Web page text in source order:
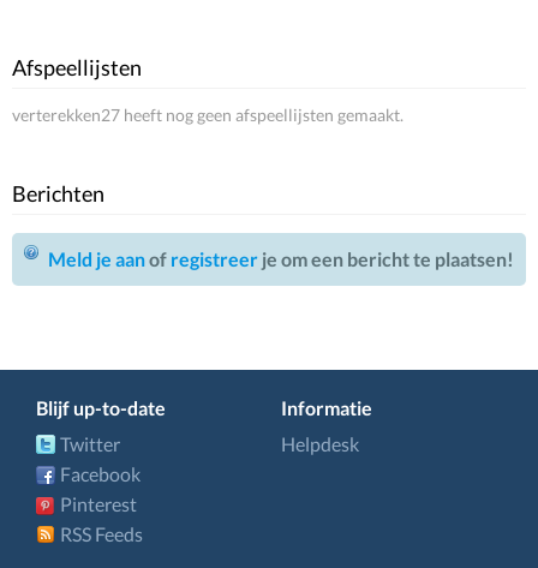
Afspeellijsten
verterekken27 heeft nog geen afspeellijsten gemaakt.
Berichten
Meld je aanof registreer je om een bericht te plaatsen!
Blijf up-to-date
Twitter
Facebook
Pinterest
RSS Feeds
Informatie
Helpdesk